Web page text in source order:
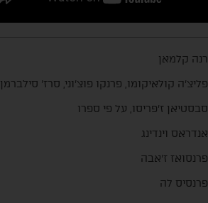
רנה קלמאן
פליצ'ה קולאיקומו, פרנקו פוצ'וני, סרז' סילברמן
סבסטיאן ז'פריסו, על פי ספרו
אנדראס וינדינג
פרנסואז ז'אבה
פרנסיס לה